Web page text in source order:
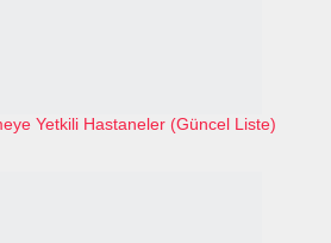
Yetkili Hastaneler (Güncel Liste)